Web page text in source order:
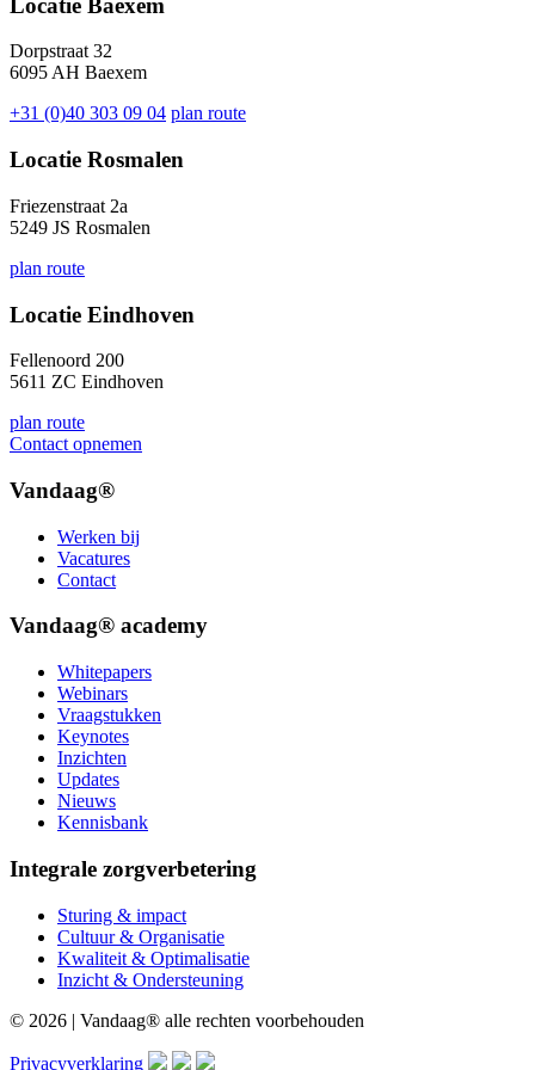
Dorpstraat 32
6095 AH Baexem
+31 (0)40 303 09 04 plan route
Locatie Rosmalen
Friezenstraat 2a
5249 JS Rosmalen
plan route
Locatie Eindhoven
Fellenoord 200
5611 ZC Eindhoven
plan route
Contact opnemen
Vandaag®
Werken bij
Vacatures
Contact
Vandaag® academy
Whitepapers
Webinars
Vraagstukken
Keynotes
Inzichten
Updates
Nieuws
Kennisbank
Integrale zorgverbetering
Sturing & impact
Cultuur & Organisatie
Kwaliteit & Optimalisatie
Inzicht & Ondersteuning
© 2026 | Vandaag® alle rechten voorbehouden
Privacyverklaring